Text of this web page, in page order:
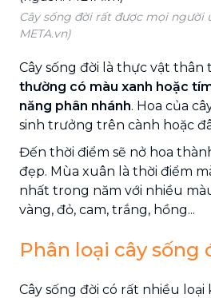
Cây sống đời rất được mọi người
META.vn)
Cây sống đời là thực vật thân
thường có màu xanh hoặc
năng phân nhánh. Hoa của
sinh trưởng trên cành hoặc
Đến thời điểm sẽ nở hoa
đẹp. Mùa xuân là thời điểm
nhất trong năm với nhiều
vàng, đỏ, cam, trắng, hồng...
Phân loại cây sống
Cây sống đời có rất nhiều loại